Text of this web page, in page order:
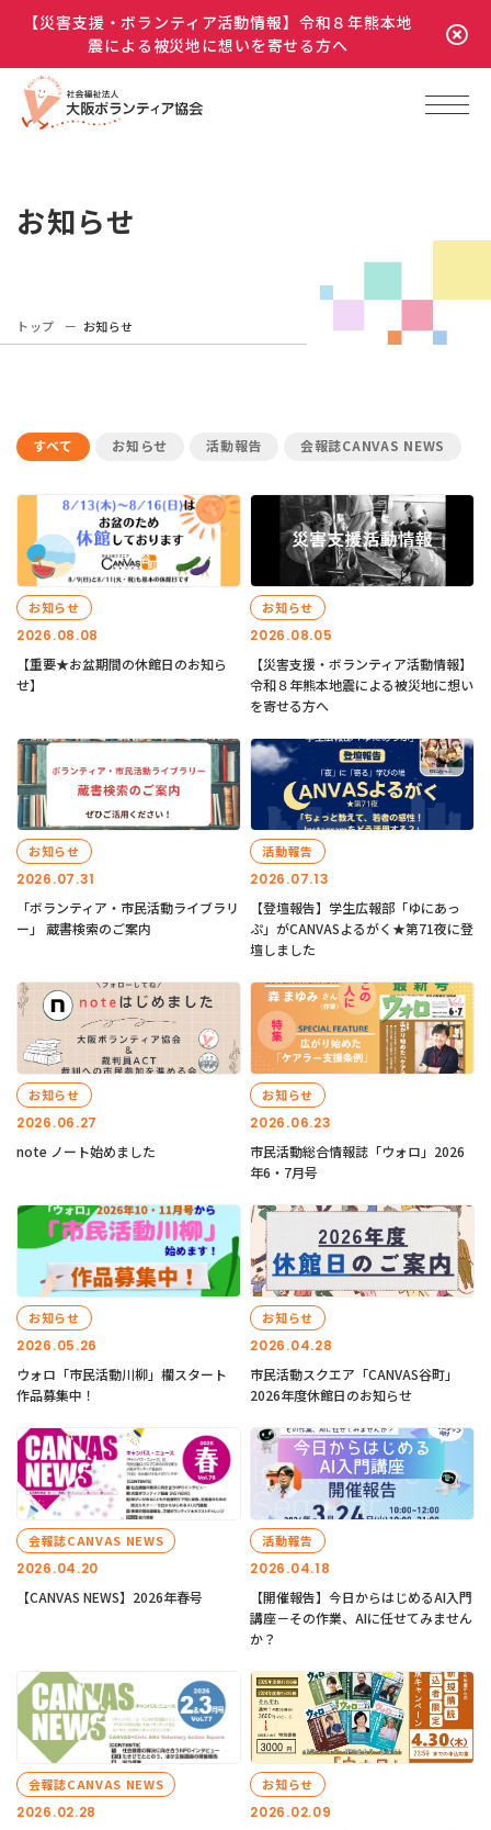
【災害支援・ボランティア活動情報】令和８年熊本地
震による被災地に想いを寄せる方へ
お知らせ
トップ お知らせ
すべて お知らせ 活動報告 会報誌CANVAS NEWS
2026.08.08
お知らせ
【重要★お盆期間の休館日のお知ら
せ】
2026.08.05
お知らせ
【災害支援・ボランティア活動情報】
令和８年熊本地震による被災地に想い
を寄せる方へ
2026.07.31
お知らせ
「ボランティア・市民活動ライブラリ
ー」 蔵書検索のご案内
2026.07.13
活動報告
【登壇報告】学生広報部「ゆにあっ
ぷ」がCANVASよるがく★第71夜に登
壇しました
2026.06.27
お知らせ
note ノート始めました
2026.06.23
お知らせ
市民活動総合情報誌「ウォロ」2026
年6・7月号
2026.05.26
お知らせ
ウォロ「市民活動川柳」欄スタート
作品募集中！
2026.04.28
お知らせ
市民活動スクエア「CANVAS谷町」
2026年度休館日のお知らせ
2026.04.20
会報誌CANVAS NEWS
【CANVAS NEWS】2026年春号
2026.04.18
活動報告
【開催報告】今日からはじめるAI入門
講座－その作業、AIに任せてみません
か？
2026.02.28
会報誌CANVAS NEWS
2026.02.09
お知らせ